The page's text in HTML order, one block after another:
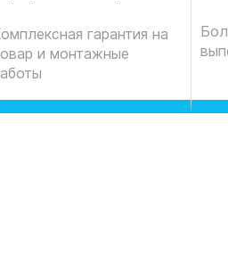
гарантия на
и монтажные